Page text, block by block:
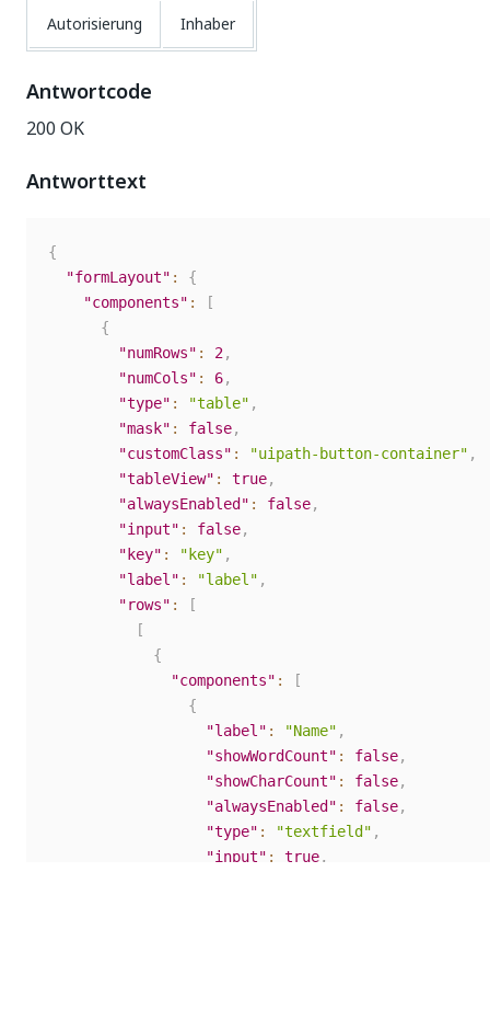
Autorisierung Inhaber
Antwortcode
200 OK
Antworttext
{
"formLayout" :
{
"components" :
[
{
"numRows" : 2,
"numCols" : 6,
"type" : "table" ,
"mask" : false,
"customClass" : "uipath-button-container" ,
"tableView" : true,
"alwaysEnabled" : false,
"input" : false,
"key" : "key" ,
"label" : "label" ,
"rows" :
[
[
{
"components" :
[
{
"label" : "Name" ,
"showWordCount" : false,
"showCharCount" : false,
"alwaysEnabled" : false,
"type" : "textfield" ,
"input" : true,